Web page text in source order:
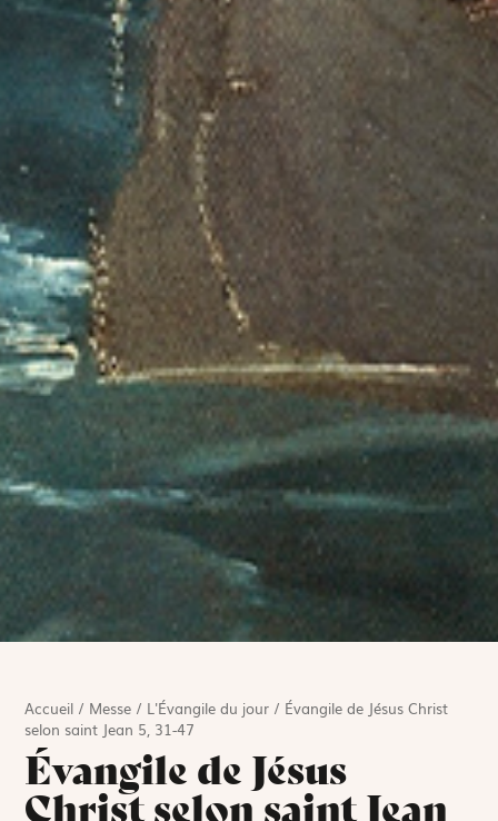
Accueil / Messe / L'Évangile du jour / Évangile de Jésus Christ
selon saint Jean 5, 31-47
Évangile de Jésus
Christ selon saint Jean